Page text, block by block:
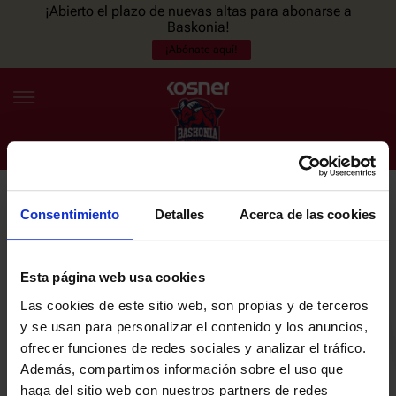
Consentimiento Detalles Acerca de las cookies
Esta página web usa cookies
Las cookies de este sitio web, son propias y de terceros
y se usan para personalizar el contenido y los anuncios,
ofrecer funciones de redes sociales y analizar el tráfico.
Además, compartimos información sobre el uso que
haga del sitio web con nuestros partners de redes
¡Abierto el plazo de nuevas altas para abonarse a
Baskonia!
¡Abónate aquí!
ES EU
NOTICIAS
PLANTILLA
ENTRADAS
NEWSLETTER
últimas noticias y promociones del club.
Email
He leído y acepto laPolítica de privacidaddel SASKI BASKONIA